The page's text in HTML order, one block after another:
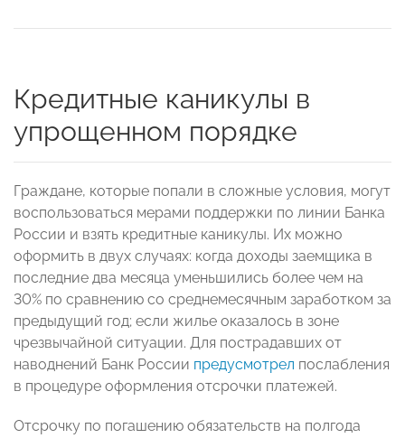
Кредитные каникулы в
упрощенном порядке
Граждане, которые попали в сложные условия, могут
воспользоваться мерами поддержки по линии Банка
России и взять кредитные каникулы. Их можно
оформить в двух случаях: когда доходы заемщика в
последние два месяца уменьшились более чем на
30% по сравнению со среднемесячным заработком за
предыдущий год; если жилье оказалось в зоне
чрезвычайной ситуации. Для пострадавших от
наводнений Банк России предусмотрел послабления
в процедуре оформления отсрочки платежей.
Отсрочку по погашению обязательств на полгода